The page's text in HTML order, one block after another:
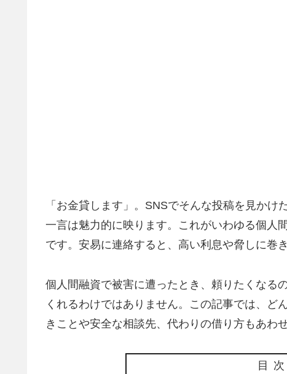
「お金貸します」。SNSでそんな投稿を見か
一言は魅力的に映ります。これがいわゆる個人
です。安易に連絡すると、高い利息や脅しに巻
個人間融資で被害に遭ったとき、頼りたくなる
くれるわけではありません。この記事では、ど
きことや安全な相談先、代わりの借り方もあわ
目次